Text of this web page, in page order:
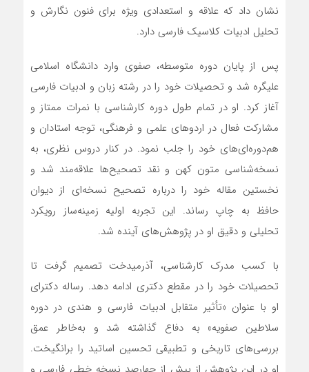
نشان داد که علاقه و استعدادی ویژه برای فنون نگارش و
تحلیل ادبیات کلاسیک فارسی دارد.
پس از پایان دوره متوسطه، صفوی وارد دانشگاه اسلامی
علیگره شد و تحصیلات خود را در رشته زبان و ادبیات فارسی
آغاز کرد. او در تمام طول دوره کارشناسی با نمرات ممتاز و
مشارکت فعال در اردوهای علمی و فرهنگی، توجه استادان و
هم‌دوره‌ای‌های خود را جلب نمود. در کنار دروس نظری، به
نسخه‌شناسی متون کهن و نقد تصحیح‌ها علاقه‌مند شد و
نخستین مقاله خود را درباره تصحیح نسخه‌ای از دیوان
حافظ به چاپ رساند. این تجربه اولیه زمینه‌ساز رویکرد
تحلیلی و دقیق او در پژوهش‌های آینده شد.
با کسب مدرک کارشناسی، آذرمیدخت تصمیم گرفت تا
تحصیلات خود را در مقطع دکتری ادامه دهد. رساله دکترای
او با عنوان «تأثیر متقابل ادبیات فارسی و هندی در دوره
سلاطین صفویه» به دفاع گذاشته شد و به‌خاطر عمق
بررسی‌های تاریخی و تطبیقی تحسین اساتید را برانگیخت.